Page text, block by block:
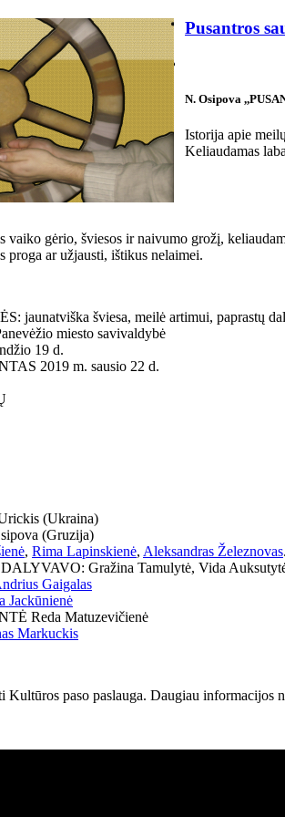
Pusantros
N. Osipova
Istorija apie
Keliaudamas
vaiko gėrio, šviesos ir naivumo grožį,
proga ar užjausti, ištikus nelaimei.
jaunatviška šviesa, meilė artimui, paprastų
miesto savivaldybė
19 d.
2019 m. sausio 22 d.
(Ukraina)
(Gruzija)
, Rima Lapinskienė, Aleksandras Železnovas.
Gražina Tamulytė, Vida
Gaigalas
Jackūnienė
Reda Matuzevičienė
Markuckis
Kultūros paso paslauga. Daugiau informacijos